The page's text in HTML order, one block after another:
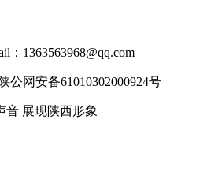
：1363563968@qq.com
公网安备61010302000924号
音 展现陕西形象